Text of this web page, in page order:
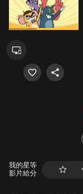
我的星等
影片給分